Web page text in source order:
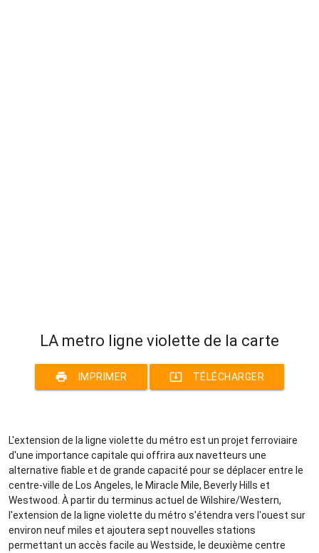
LA metro ligne violette de la carte
print IMPRIMER system_update_alt TÉLÉCHARGER
L'extension de la ligne violette du métro est un projet ferroviaire
d'une importance capitale qui offrira aux navetteurs une
alternative fiable et de grande capacité pour se déplacer entre le
centre-ville de Los Angeles, le Miracle Mile, Beverly Hills et
Westwood. À partir du terminus actuel de Wilshire/Western,
l'extension de la ligne violette du métro s'étendra vers l'ouest sur
environ neuf miles et ajoutera sept nouvelles stations
permettant un accès facile au Westside, le deuxième centre